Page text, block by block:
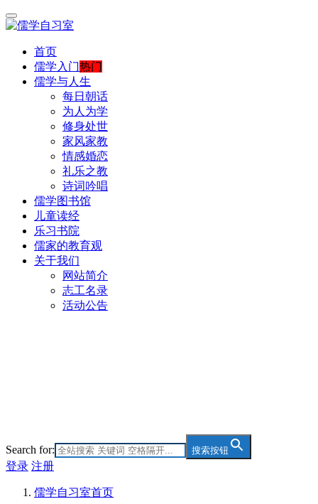
首页
儒学入门热门
儒学与人生
每日朝话
为人为学
修身处世
家风家教
情感婚恋
礼乐之教
诗词吟唱
儒学图书馆
儿童读经
乐习书院
儒家的教育观
关于我们
网站简介
志工名录
活动公告
Search for: 搜索按钮
登录 注册
儒学自习室首页